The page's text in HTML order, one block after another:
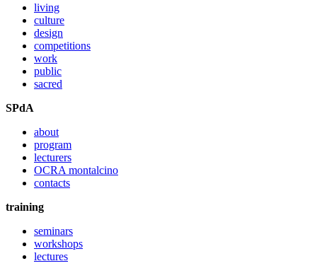
living
culture
design
competitions
work
public
sacred
SPdA
about
program
lecturers
OCRA montalcino
contacts
training
seminars
workshops
lectures